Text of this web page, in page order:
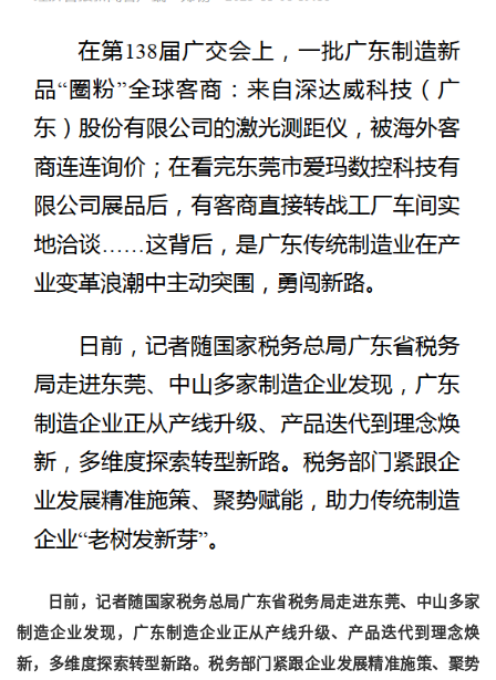
日前，记者随国家税务总局广东省税务局走进东莞、中山多家
制造企业发现，广东制造企业正从产线升级、产品迭代到理念焕
新，多维度探索转型新路。税务部门紧跟企业发展精准施策、聚势